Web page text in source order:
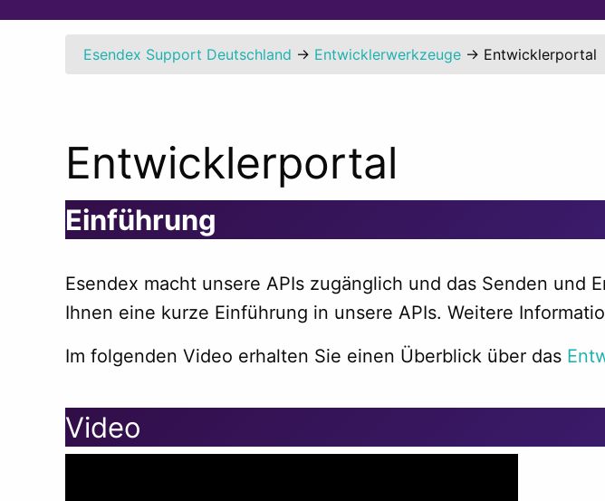
Esendex Support Deutschland → Entwicklerwerkzeuge → Entwicklerportal
Entwicklerportal
Einführung
Esendex macht unsere APIs zugänglich und das Senden
Ihnen eine kurze Einführung in unsere APIs. Weitere
Im folgenden Video erhalten Sie einen Überblick über das
Video